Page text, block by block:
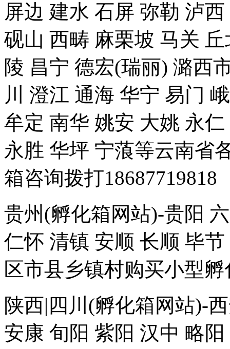
屏边 建水 石屏 弥勒 泸
砚山 西畴 麻栗坡 马关
陵 昌宁 德宏(瑞丽) 潞西
川 澄江 通海 华宁 易门
牟定 南华 姚安 大姚 永
永胜 华坪 宁蒗等云南省
箱咨询拨打18687719818
贵州(孵化箱网站)-贵阳
仁怀 清镇 安顺 长顺 毕
区市县乡镇村购买小型
陕西|四川(孵化箱网站)-
安康 旬阳 紫阳 汉中 略